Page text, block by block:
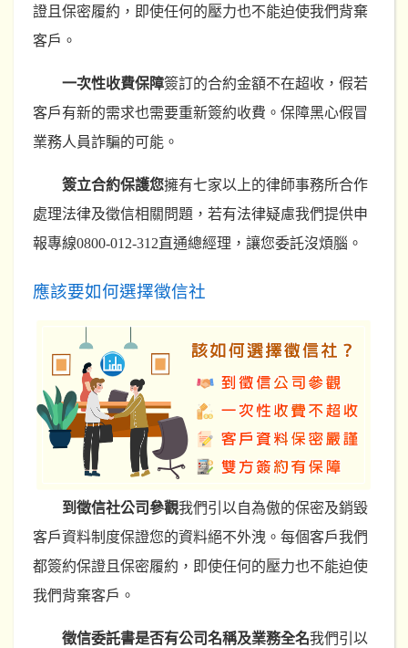
證且保密履約，即使任何的壓力也不能迫使我們背棄
客戶。
一次性收費保障簽訂的合約金額不在超收，假若
客戶有新的需求也需要重新簽約收費。保障黑心假冒
業務人員詐騙的可能。
簽立合約保護您擁有七家以上的律師事務所合作
處理法律及徵信相關問題，若有法律疑慮我們提供申
報專線0800-012-312直通總經理，讓您委託沒煩腦。
應該要如何選擇徵信社
到徵信社公司參觀我們引以自為傲的保密及銷毀
客戶資料制度保證您的資料絕不外洩。每個客戶我們
都簽約保證且保密履約，即使任何的壓力也不能迫使
我們背棄客戶。
徵信委託書是否有公司名稱及業務全名我們引以